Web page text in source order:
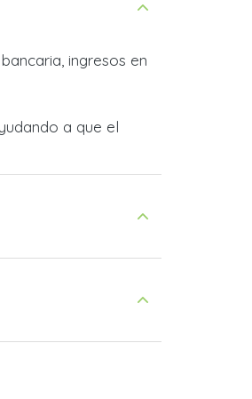
ingresos en
a que el